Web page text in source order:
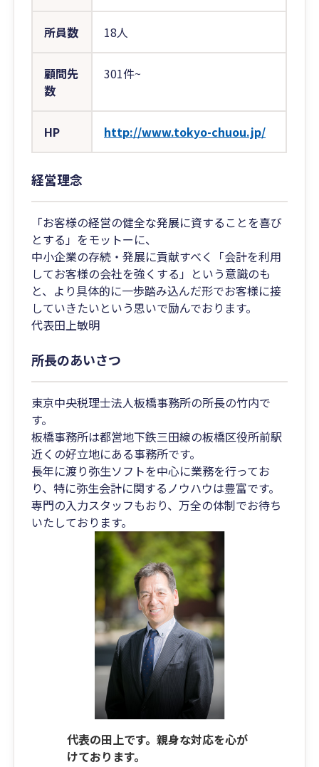
所員数 18人
顧問先
数
301件~
HP http://www.tokyo-chuou.jp/
経営理念
「お客様の経営の健全な発展に資することを喜び
とする」をモットーに、
中小企業の存続・発展に貢献すべく「会計を利用
してお客様の会社を強くする」という意識のも
と、より具体的に一歩踏み込んだ形でお客様に接
していきたいという思いで励んでおります。
代表田上敏明
所長のあいさつ
東京中央税理士法人板橋事務所の所長の竹内で
す。
板橋事務所は都営地下鉄三田線の板橋区役所前駅
近くの好立地にある事務所です。
長年に渡り弥生ソフトを中心に業務を行ってお
り、特に弥生会計に関するノウハウは豊富です。
専門の入力スタッフもおり、万全の体制でお待ち
いたしております。
代表の田上です。親身な対応を心が
けております。